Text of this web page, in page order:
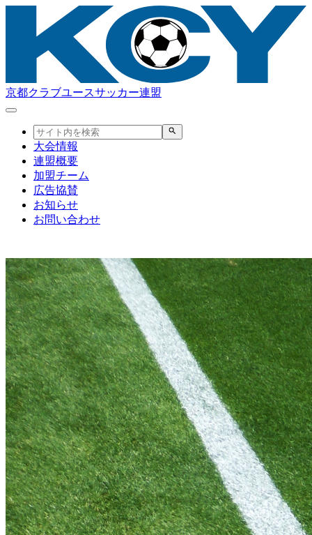
京都クラブユースサッカー連盟
大会情報
連盟概要
加盟チーム
広告協賛
お知らせ
お問い合わせ